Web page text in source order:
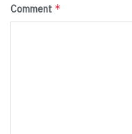
Comment *